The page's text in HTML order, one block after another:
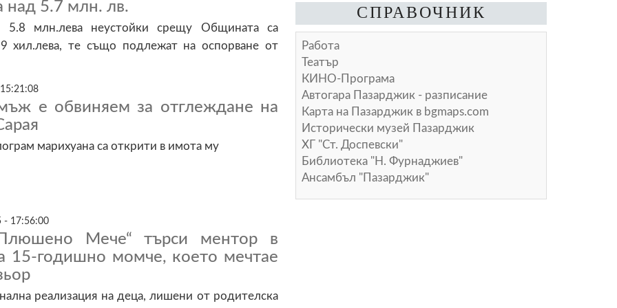
над 5.7 млн. лв.
5.8 млн.лева неустойки срещу Общината са
хил.лева, те също подлежат на оспорване от
е обвиняем за отглеждане на
марихуана са открити в имота му
- 17:56:00
Мече“ търси ментор в
15-годишно момче, което мечтае
реализация на деца, лишени от родителска
СПРАВОЧНИК
Работа
Театър
КИНО-Програма
Автогара Пазарджик - разписание
Карта на Пазарджик в bgmaps.com
Исторически музей Пазарджик
ХГ "Ст. Доспевски"
Библиотека "Н. Фурнаджиев"
Ансамбъл "Пазарджик"